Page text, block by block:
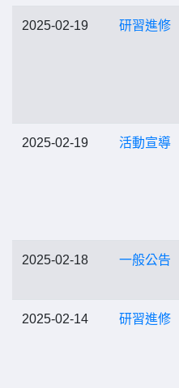
2025-02-19 研習進修
2025-02-19 活動宣導
2025-02-18 一般公告
2025-02-14 研習進修